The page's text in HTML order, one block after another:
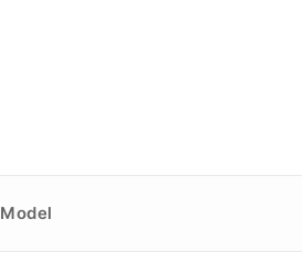
Model